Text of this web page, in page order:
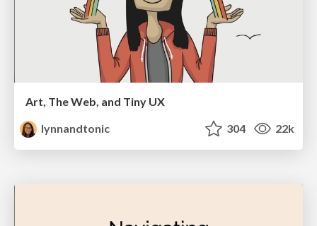
Art, The Web, and Tiny UX
lynnandtonic
304 22k